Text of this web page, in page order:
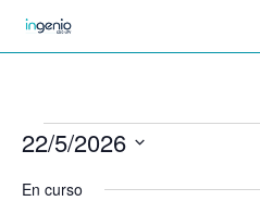
Skip
to
content
Eventos
en
22/5/2026
En curso